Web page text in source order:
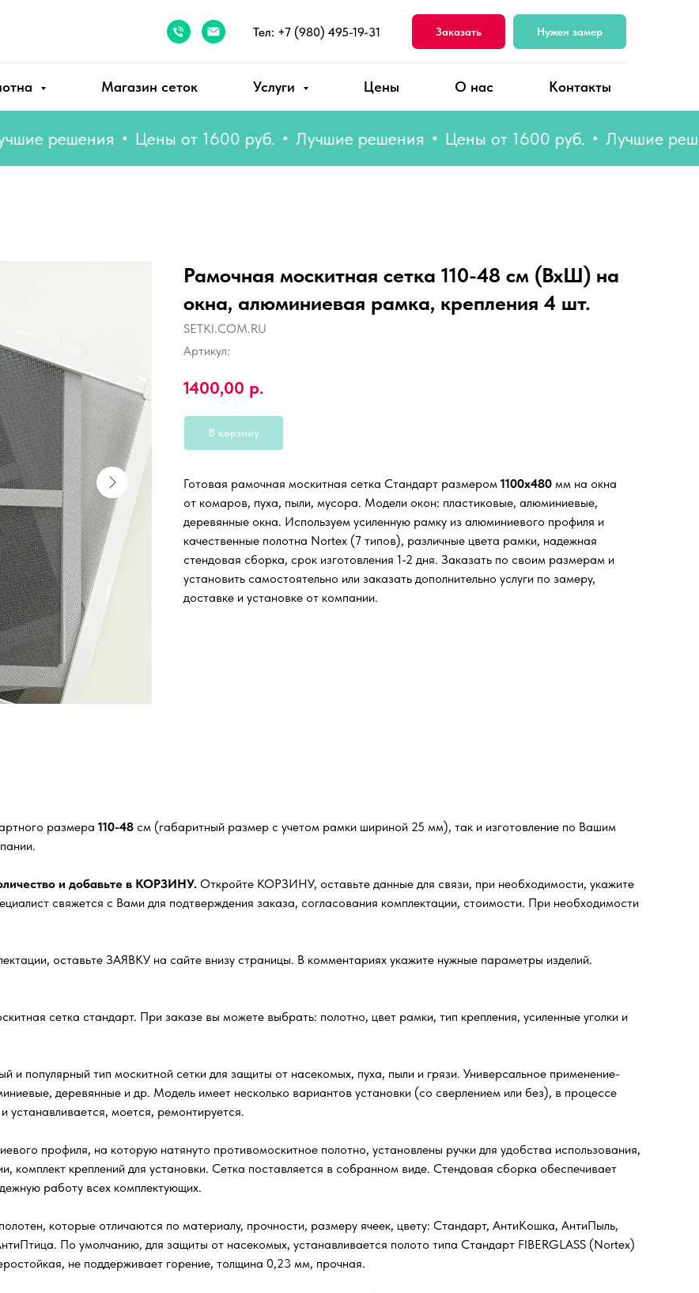
Тел: +7 (980) 495-19-31 Заказать Нужен замер
Магазин сеток Услуги Цены О нас Контакты
решения Цены от 1600 руб. Лучшие решения Цены от 1600 руб. Лучшие решения
Рамочная москитная сетка 110-48 см (ВхШ) на
окна, алюминиевая рамка, крепления 4 шт.
SETKI.COM.RU
Артикул:
1400,00 р.
В корзину
Готовая рамочная москитная сетка Стандарт размером 1100х480 мм на окна
от комаров, пуха, пыли, мусора. Модели окон: пластиковые, алюминиевые,
деревянные окна. Используем усиленную рамку из алюминиевого профиля и
качественные полотна Nortex (7 типов), различные цвета рамки, надежная
стендовая сборка, срок изготовления 1-2 дня. Заказать по своим размерам и
установить самостоятельно или заказать дополнительно услуги по замеру,
доставке и установке от компании.
размера 110-48 см (габаритный размер с учетом рамки шириной 25 мм), так и изготовление по Вашим
и добавьте в КОРЗИНУ. Откройте КОРЗИНУ, оставьте данные для связи, при необходимости, укажите
свяжется с Вами для подтверждения заказа, согласования комплектации, стоимости. При необходимости
оставьте ЗАЯВКУ на сайте внизу страницы. В комментариях укажите нужные параметры изделий.
сетка стандарт. При заказе вы можете выбрать: полотно, цвет рамки, тип крепления, усиленные уголки и
и популярный тип москитной сетки для защиты от насекомых, пуха, пыли и грязи. Универсальное применение-
деревянные и др. Модель имеет несколько вариантов установки (со сверлением или без), в процессе
устанавливается, моется, ремонтируется.
профиля, на которую натянуто противомоскитное полотно, установлены ручки для удобства использования,
комплект креплений для установки. Сетка поставляется в собранном виде. Стендовая сборка обеспечивает
работу всех комплектующих.
которые отличаются по материалу, прочности, размеру ячеек, цвету: Стандарт, АнтиКошка, АнтиПыль,
По умолчанию, для защиты от насекомых, устанавливается полото типа Стандарт FIBERGLASS (Nortex)
не поддерживает горение, толщина 0,23 мм, прочная.